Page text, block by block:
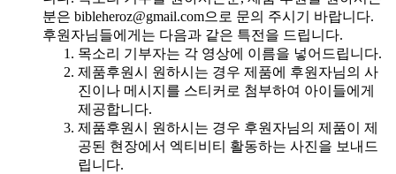
분은 bibleheroz@gmail.com으로 문의 주시기 바랍니다.
후원자님들에게는 다음과 같은 특전을 드립니다.
목소리 기부자는 각 영상에 이름을 넣어드립니다.
제품후원시 원하시는 경우 제품에 후원자님의 사
진이나 메시지를 스티커로 첨부하여 아이들에게
제공합니다.
제품후원시 원하시는 경우 후원자님의 제품이 제
공된 현장에서 엑티비티 활동하는 사진을 보내드
립니다.